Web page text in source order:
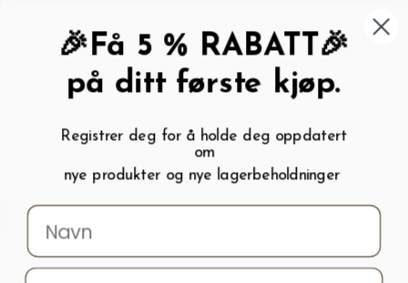
My wishlist ( 0
Menu Søk Logg inn Handlevogn
Hjem
🎉Få 5 % RABATT🎉
på ditt første kjøp.
Registrer deg for å holde deg oppdatert
om
nye produkter og nye lagerbeholdninger